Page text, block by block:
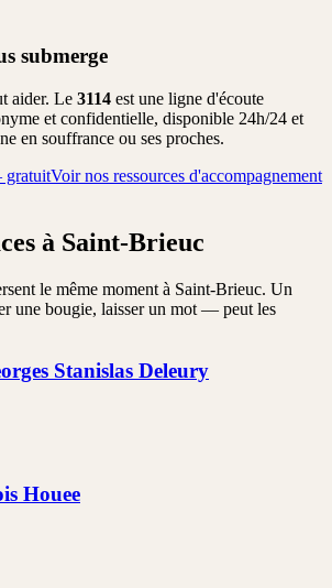
submerge
aider. Le 3114 est une ligne d'écoute
et confidentielle, disponible 24h/24 et
en souffrance ou ses proches.
gratuitVoir nos ressources d'accompagnement
à Saint-Brieuc
le même moment à Saint-Brieuc. Un
une bougie, laisser un mot — peut les
Stanislas Deleury
Houee